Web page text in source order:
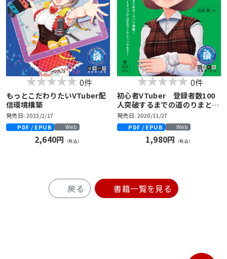
0件
もっとこだわりたいVTuber配
信環境構築
発売日: 2023/2/17
PDF / EPUB
Web
2,640円 （税込）
0件
初心者VTuber 登録者数100
人突破するまでの道のりまとめ
ました！
発売日: 2020/11/27
PDF / EPUB
Web
1,980円 （税込）
戻る 書籍一覧を見る